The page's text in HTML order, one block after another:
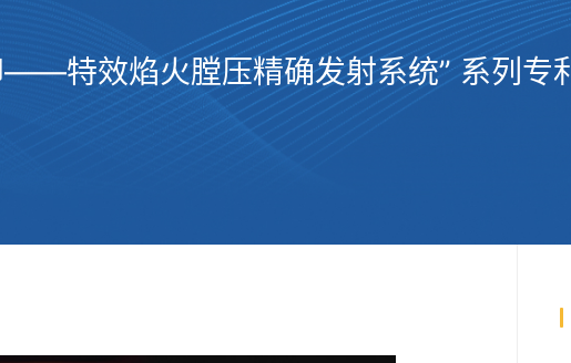
特效焰火膛压精确发射系统” 系列专